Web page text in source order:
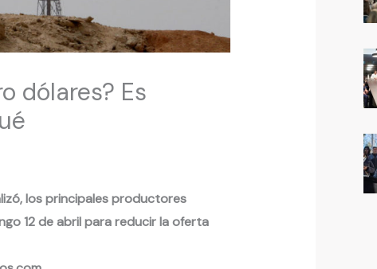
dólares? Es
los principales productores
12 de abril para reducir la oferta